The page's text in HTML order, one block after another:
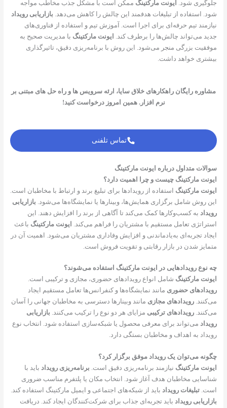
جلوگیری شود. ایونت مارکتینگ ممکن است با مشکل جذب مخاطب مواجه
شود. استفاده از تبلیغات هدفمند این چالش را کاهش می‌دهد. بازاریابی رویداد
نیازمند تیم حرفه‌ای برای اجرا است. آموزش تیم و استفاده از فناوری‌های
جدید می‌تواند چالش‌ها را برطرف کند.
ایونت مارکتینگ با مدیریت صحیح به
موفقیت بزرگی منجر می‌شود. این روش با برنامه‌ریزی دقیق، تاثیرگذاری
بیشتری خواهد داشت.
مشاوره رایگان راهکارهای خلاق سایا، ارئه سرویس ها و راه حل های مبتنی بر
نرم افزار. همین امروز درخواست کنید!
تماس تلفنی
سوالات متداول درباره ایونت مارکتینگ
ایونت مارکتینگ چیست و چرا اهمیت دارد؟
ایونت مارکتینگ استفاده از رویدادها برای تبلیغ برند و ارتباط با مخاطبان است.
این روش شامل برگزاری همایش‌ها، وبینارها یا نمایشگاه‌ها می‌شود. بازاریابی
رویدادبه کسب‌وکارها کمک می‌کند تا آگاهی از برند را افزایش دهند. این
استراتژی تعامل مستقیم با مشتریان را فراهم می‌کند.
ایونت مارکتینگ باعث
ایجاد تجربه‌ای به‌یادماندنی و افزایش وفاداری مشتریان می‌شود. اهمیت آن در
متمایز شدن در بازار رقابتی و تقویت فروش است.
چه نوع رویدادهایی در ایونت مارکتینگ استفاده می‌شوند؟
ایونت مارکتینگ شامل انواع رویدادهای حضوری، مجازی و ترکیبی است.
رویدادهای حضوری مانند نمایشگاه‌ها و کنفرانس‌ها تعامل مستقیم ایجاد
می‌کنند. رویدادهای مجازی مانند وبینارها دسترسی به مخاطبان جهانی را آسان
می‌کنند. رویدادهای ترکیبی مزایای هر دو نوع را ترکیب می‌کنند. بازاریابی
رویدادمی‌تواند برای معرفی محصول یا شبکه‌سازی استفاده شود. انتخاب نوع
رویداد به اهداف و مخاطبان بستگی دارد.
چگونه می‌توان یک رویداد موفق برگزار کرد؟
ایونت مارکتینگ نیازمند برنامه‌ریزی دقیق است. برنامه‌ریزی رویدادباید با
شناسایی مخاطبان هدف آغاز شود. انتخاب مکان یا پلتفرم مناسب ضروری
است. تبلیغات رویدادباید از شبکه‌های اجتماعی و ایمیل مارکتینگ استفاده کند.
بازاریابی رویدادباید تجربه‌ای جذاب برای شرکت‌کنندگان ایجاد کند. دریافت